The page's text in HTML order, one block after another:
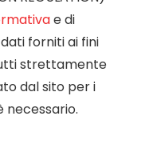
e di
forniti ai fini
strettamente
dal sito per i
necessario.